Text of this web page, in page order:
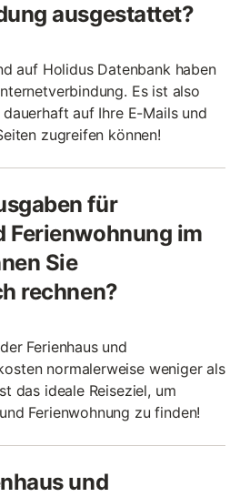
ausgestattet?
auf Holidus Datenbank haben
Es ist also
auf Ihre E-Mails und
zugreifen können!
für
Ferienwohnung im
Sie
rechnen?
Ferienhaus und
normalerweise weniger als
das ideale Reiseziel, um
Ferienwohnung zu finden!
und